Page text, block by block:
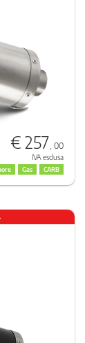
€ 257, 00
IVA esclusa
Gas CARB